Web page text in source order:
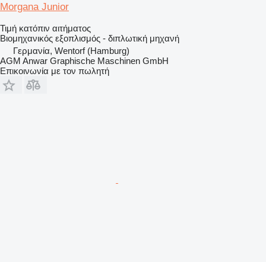
Morgana Junior
Τιμή κατόπιν αιτήματος
Βιομηχανικός εξοπλισμός - διπλωτική μηχανή
Γερμανία, Wentorf (Hamburg)
AGM Anwar Graphische Maschinen GmbH
Επικοινωνία με τον πωλητή